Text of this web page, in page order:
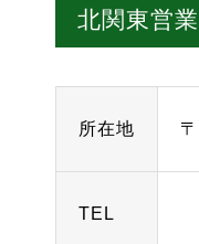
北関東営
所在地
TEL